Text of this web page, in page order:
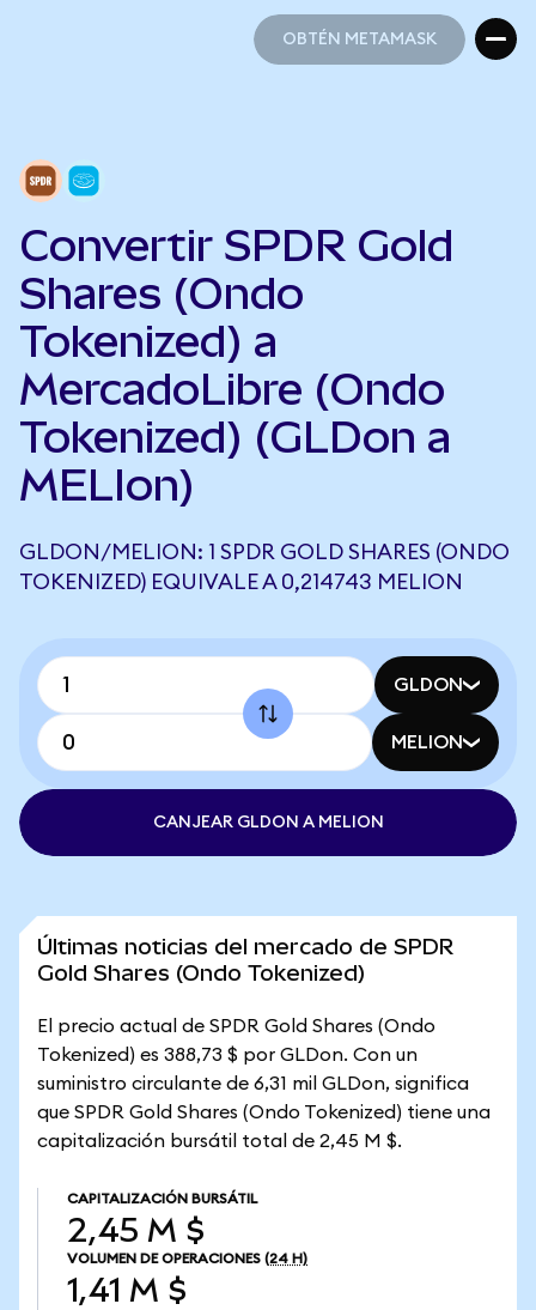
OBTÉN METAMASK
Convertir SPDR Gold
Shares (Ondo
Tokenized) a
MercadoLibre (Ondo
Tokenized) (GLDon a
MELIon)
GLDON/MELION: 1 SPDR GOLD SHARES (ONDO
TOKENIZED) EQUIVALE A 0,214743 MELION
GLDON
MELION
CANJEAR GLDON A MELION
Últimas noticias del mercado de SPDR
Gold Shares (Ondo Tokenized)
El precio actual de SPDR Gold Shares (Ondo
Tokenized) es 388,73 $ por GLDon. Con un
suministro circulante de 6,31 mil GLDon, significa
que SPDR Gold Shares (Ondo Tokenized) tiene una
capitalización bursátil total de 2,45 M $.
CAPITALIZACIÓN BURSÁTIL
2,45 M $
VOLUMEN DE OPERACIONES (24 H)
1,41 M $